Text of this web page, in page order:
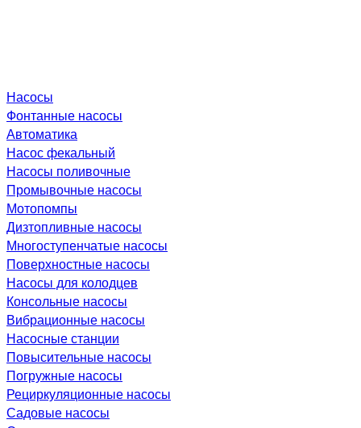
Насосы
Фонтанные насосы
Автоматика
Насос фекальный
Насосы поливочные
Промывочные насосы
Мотопомпы
Дизтопливные насосы
Многоступенчатые насосы
Поверхностные насосы
Насосы для колодцев
Консольные насосы
Вибрационные насосы
Насосные станции
Повысительные насосы
Погружные насосы
Рециркуляционные насосы
Садовые насосы